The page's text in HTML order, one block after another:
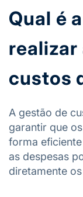
Qual é
realizar
custos
A gestão de
garantir que
forma
as despesas
diretamente